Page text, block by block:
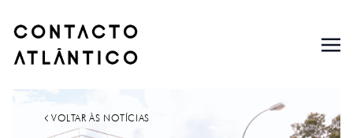
VOLTAR ÀS NOTÍCIAS